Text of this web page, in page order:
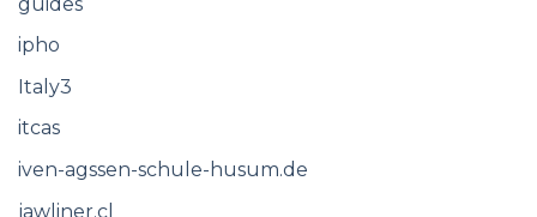
ipho
Italy3
itcas
iven-agssen-schule-husum.de
jawliner.cl